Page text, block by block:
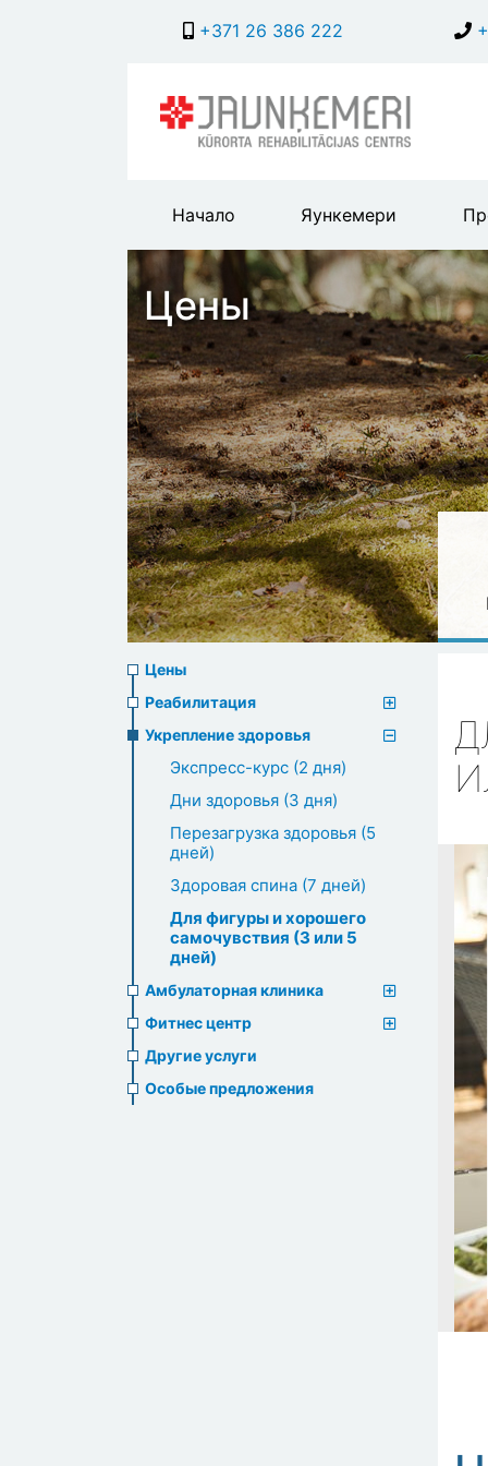
+371 26 386 222
Main
header
menu
Начало Яункемери
Цены
Prices
menu
Цены
Реабилитация
Укрепление здоровья
Экспресс-курс (2 дня)
Дни здоровья (3 дня)
Перезагрузка здоровья (5
дней)
Здоровая спина (7 дней)
Для фигуры и хорошего
самочувствия (3 или 5
дней)
Амбулаторная клиника
Фитнес центр
Другие услуги
Особые предложения